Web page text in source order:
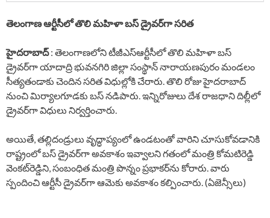
తెలంగాణ ఆర్టీసీలో తొలి మహిళా బస్‌ డ్రైవర్‌గా సరిత
హైదరాబాద్: తెలంగాణలోని టీజీఎస్‌ఆర్టీసీలో తొలి మహిళా బస్‌
డ్రైవర్‌గా యాదాద్రి భువనగిరి జిల్లా సంస్థాన్‌ నారాయణపురం మండలం
సీత్యతండాకు చెందిన సరిత విధుల్లోకి చేరారు. తొలి రోజు హైదరాబాద్‌
నుంచి మిర్యాలగూడకు బస్‌ నడిపారు. ఇన్నిరోజులు దేశ రాజధాని దిల్లీలో
డ్రైవర్‌గా విధులు నిర్వర్తించారు.
అయితే, తల్లిదండ్రులు వృద్ధాప్యంలో ఉండటంతో వారిని చూసుకోవడానికి
రాష్ట్రంలో బస్‌ డ్రైవర్‌గా అవకాశం ఇవ్వాలని గతంలో మంత్రి కోమటిరెడ్డి
వెంకట్‌రెడ్డిని, సంబంధిత మంత్రి పొన్నం ప్రభాకర్‌ను కోరారు. వారు
స్పందించి ఆర్టీసీ డ్రైవర్‌గా ఆమెకు అవకాశం కల్పించారు. (ఏజెన్సీలు)